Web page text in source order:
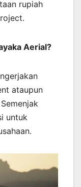
rupiah
Aerial?
ataupun
untuk